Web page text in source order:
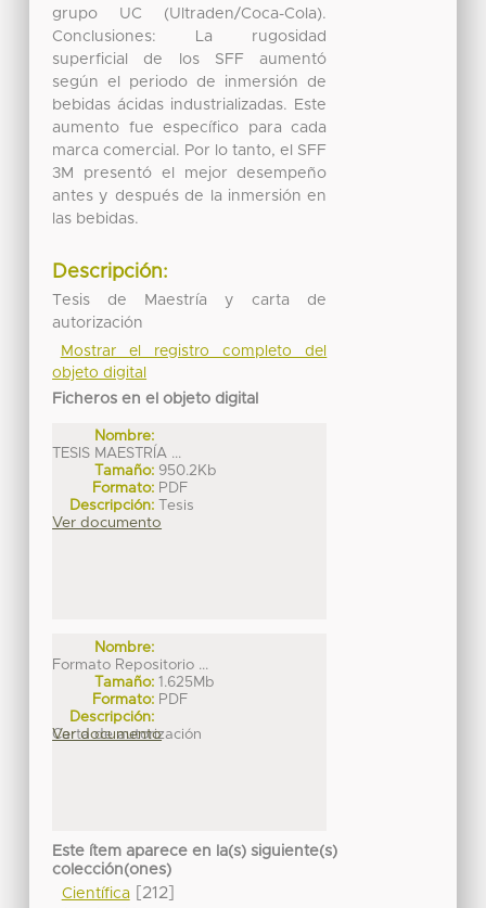
grupo UC (Ultraden/Coca-Cola).
Conclusiones: La rugosidad
superficial de los SFF aumentó
según el periodo de inmersión de
bebidas ácidas industrializadas. Este
aumento fue específico para cada
marca comercial. Por lo tanto, el SFF
3M presentó el mejor desempeño
antes y después de la inmersión en
las bebidas.
Descripción:
Tesis de Maestría y carta de
autorización
Mostrar el registro completo del
objeto digital
Ficheros en el objeto digital
Nombre:
TESIS MAESTRÍA ...
Tamaño: 950.2Kb
Formato: PDF
Descripción:
Tesis
Ver documento
Nombre:
Formato Repositorio ...
Tamaño: 1.625Mb
Formato: PDF
Descripción:
Carta de autorización
Ver documento
Este ítem aparece en la(s) siguiente(s)
colección(ones)
Científica[212]